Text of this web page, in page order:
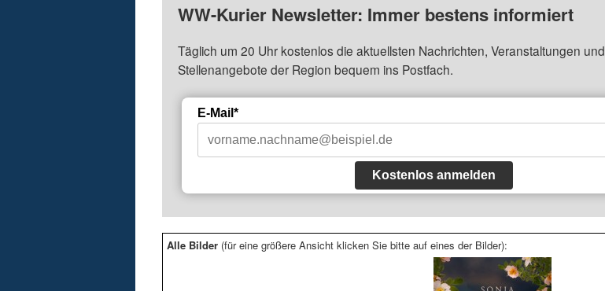
WW-Kurier Newsletter: Immer bestens informiert
Täglich um 20 Uhr kostenlos die aktuellsten Nachrichten, Veranstaltungen und
Stellenangebote der Region bequem ins Postfach.
E-Mail*
Kostenlos anmelden
Alle Bilder (für eine größere Ansicht klicken Sie bitte auf eines der Bilder):